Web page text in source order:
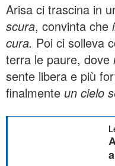
Arisa ci trascina in
scura, convinta che
cura. Poi ci solleva
terra le paure, dove
sente libera e più
finalmente un cielo